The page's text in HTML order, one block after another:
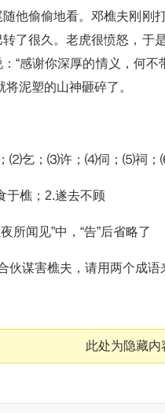
他偷偷地看。邓樵夫刚刚
了很久。老虎很愤怒，于
“感谢你深厚的情义，何
将泥塑的山神砸碎了。
⑵乞；⑶许；⑷伺；⑸祠
于樵；2.遂去不顾
所闻见”中，“告”后省略了
伙谋害樵夫，请用两个成语
此处为隐藏内